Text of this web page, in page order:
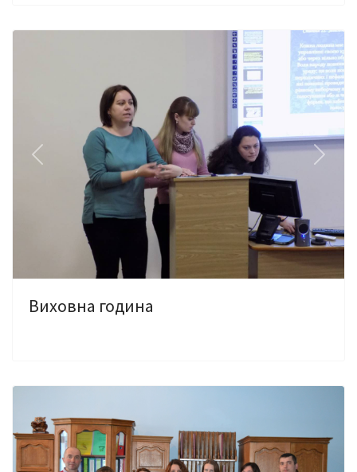
Previous Next
Виховна година